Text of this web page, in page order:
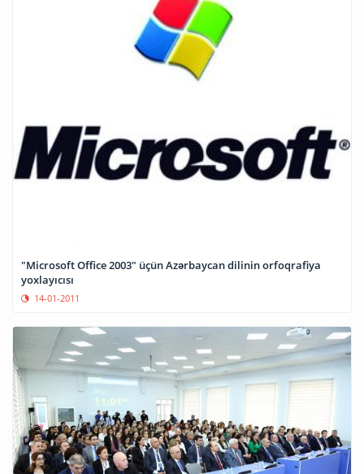
"Microsoft Office 2003" üçün Azərbaycan dilinin orfoqrafiya
yoxlayıcısı
14-01-2011